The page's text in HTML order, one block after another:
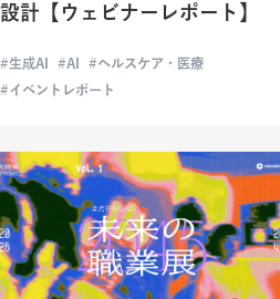
設計【ウェビナーレポート】
生成AI AI
ヘルスケア・医療
イベントレポート